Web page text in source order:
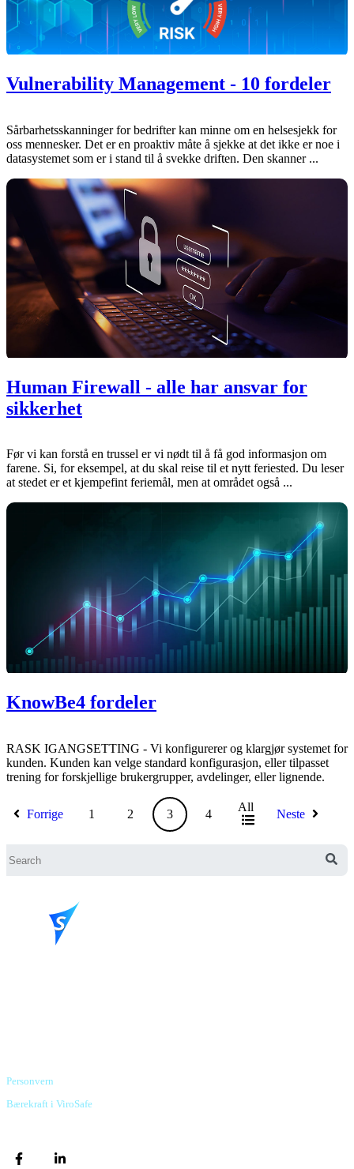
Vulnerability Management - 10 fordeler
Sårbarhetsskanninger for bedrifter kan minne om en helsesjekk for
oss mennesker. Det er en proaktiv måte å sjekke at det ikke er noe i
datasystemet som er i stand til å svekke driften. Den skanner ...
Human Firewall - alle har ansvar for
sikkerhet
Før vi kan forstå en trussel er vi nødt til å få god informasjon om
farene. Si, for eksempel, at du skal reise til et nytt feriested. Du leser
at stedet er et kjempefint feriemål, men at området også ...
KnowBe4 fordeler
RASK IGANGSETTING - Vi konfigurerer og klargjør systemet for
kunden. Kunden kan velge standard konfigurasjon, eller tilpasset
trening for forskjellige brukergrupper, avdelinger, eller lignende.
Forrige 1 2 3 4
All
Neste
Personvern
Bærekraft i ViroSafe